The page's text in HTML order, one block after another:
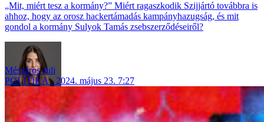
„Mit, miért tesz a kormány?” Miért ragaszkodik Szijjártó továbbra is
ahhoz, hogy az orosz hackertámadás kampányhazugság, és mit
gondol a kormány Sulyok Tamás zsebszerződéseiről?
Mészáros Juli
POLITIKA
2024. május 23. 7:27